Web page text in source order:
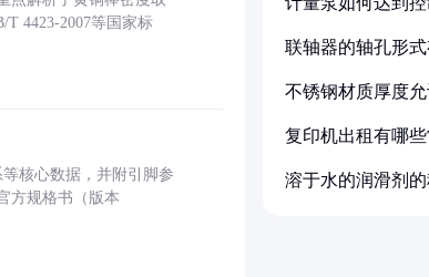
T 4423-2007等国家标
核心数据，并附引脚参
方规格书（版本
联轴器的轴孔形
不锈钢材质厚度
复印机出租有哪
溶于水的润滑剂